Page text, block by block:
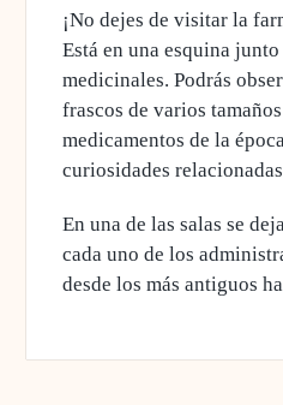
¡No dejes de visitar la
Está en una esquina
medicinales. Podrás
frascos de varios
medicamentos de la
curiosidades
En una de las salas se
cada uno de los
desde los más antiguos